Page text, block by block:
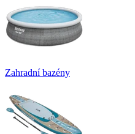
Zahradní bazény